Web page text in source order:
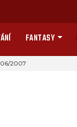
FANTASY
2007